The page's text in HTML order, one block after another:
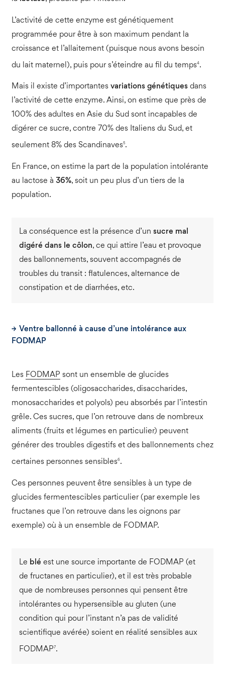
L’activité de cette enzyme est génétiquement
programmée pour être à son maximum pendant la
croissance et l’allaitement (puisque nous avons besoin
du lait maternel), puis pour s’éteindre au fil du temps4.
Mais il existe d’importantes variations génétiquesdans
l’activité de cette enzyme. Ainsi, on estime que près de
100% des adultes en Asie du Sud sont incapables de
digérer ce sucre, contre 70% des Italiens du Sud, et
seulement 8% des Scandinaves5.
En France, on estime la part de la population intolérante
au lactose à 36%, soit un peu plus d’un tiers de la
population.
La conséquence est la présence d’un sucre mal
digéré dans le côlon, ce qui attire l’eau et provoque
des ballonnements, souvent accompagnés de
troubles du transit : flatulences, alternance de
constipation et de diarrhées, etc.
Ventre ballonné à cause d’une intolérance aux
FODMAP
Les FODMAP sont un ensemble de glucides
fermentescibles (oligosaccharides, disaccharides,
monosaccharides et polyols) peu absorbés par l’intestin
grêle. Ces sucres, que l’on retrouve dans de nombreux
aliments (fruits et légumes en particulier) peuvent
générer des troubles digestifs et des ballonnements chez
certaines personnes sensibles6.
Ces personnes peuvent être sensibles à un type de
glucides fermentescibles particulier (par exemple les
fructanes que l’on retrouve dans les oignons par
exemple) où à un ensemble de FODMAP.
Le blé est une source importante de FODMAP (et
de fructanes en particulier), et il est très probable
que de nombreuses personnes qui pensent être
intolérantes ou hypersensible au gluten (une
condition qui pour l’instant n’a pas de validité
scientifique avérée) soient en réalité sensibles aux
FODMAP7.